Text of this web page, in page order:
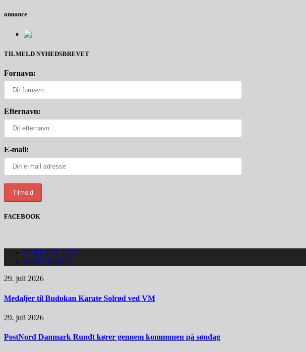
annonce
TILMELD NYHEDSBREVET
Fornavn:
Efternavn:
E-mail:
FACEBOOK
SENESTE NYT
MEST LÆSTE
29. juli 2026
Medaljer til Budokan Karate Solrød ved VM
29. juli 2026
PostNord Danmark Rundt kører gennem kommunen på søndag